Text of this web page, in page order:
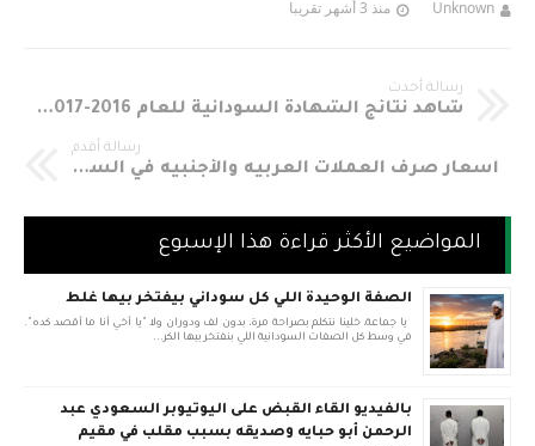
Unknown منذ 3 أشهر تقريبا
رسالة أحدث
شاهد نتائج الشهادة السودانية للعام 2016-2017 عقب المؤتمر الصحفي مباشرة
رسالة أقدم
أسعار صرف العملات العربيه والأجنبيه في السوق الموازي مقابل الجنيه السوداني لليوم الخميس 15 يونيو 2017
المواضيع الأكثر قراءة هذا الإسبوع
الصفة الوحيدة اللي كل سوداني بيفتخر بيها غلط
يا جماعة، خلينا نتكلم بصراحة مرة، بدون لف ودوران ولا "يا أخي أنا ما أقصد كده".
في وسط كل الصفات السودانية اللي بنفتخر بيها الكر...
بالفيديو القاء القبض على اليوتيوبر السعودي عبد
الرحمن أبو حبايه وصديقه بسبب مقلب في مقيم